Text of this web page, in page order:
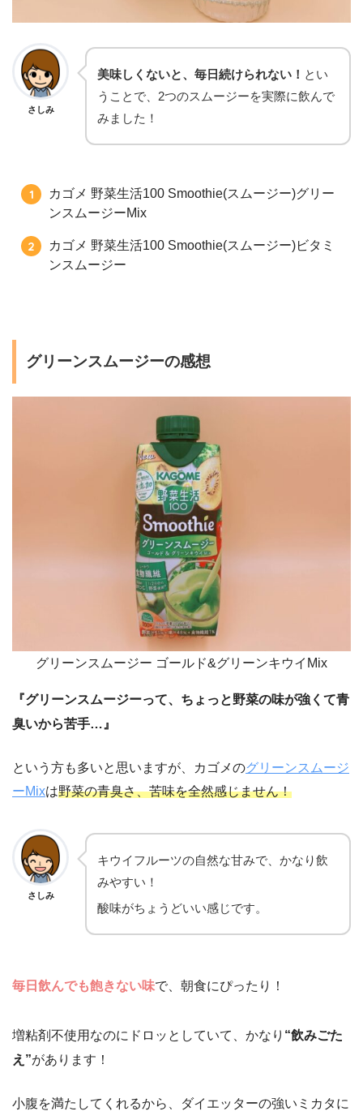
さしみ
美味しくないと、毎日続けられない！ とい
うことで、2つのスムージーを実際に飲んで
みました！
カゴメ 野菜生活100 Smoothie(スムージー)グリー
ンスムージーMix
カゴメ 野菜生活100 Smoothie(スムージー)ビタミ
ンスムージー
グリーンスムージーの感想
グリーンスムージー ゴールド&グリーンキウイMix
『グリーンスムージーって、ちょっと野菜の味が強くて青
臭いから苦手…』
という方も多いと思いますが、カゴメのグリーンスムージ
ーMixは野菜の青臭さ、苦味を全然感じません！
さしみ
キウイフルーツの自然な甘みで、かなり飲
みやすい！
酸味がちょうどいい感じです。
毎日飲んでも飽きない味で、朝食にぴったり！
増粘剤不使用なのにドロッとしていて、かなり “飲みごた
え”があります！
小腹を満たしてくれるから、ダイエッターの強いミカタに